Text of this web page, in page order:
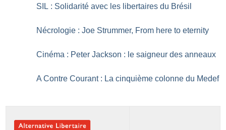
SIL : Solidarité avec les libertaires du Brésil
Nécrologie : Joe Strummer, From here to eternity
Cinéma : Peter Jackson : le saigneur des anneaux
A Contre Courant : La cinquième colonne du Medef